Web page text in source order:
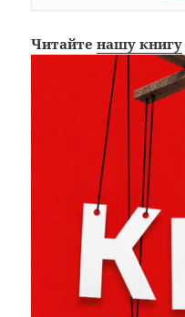
Читайтенашу книгу